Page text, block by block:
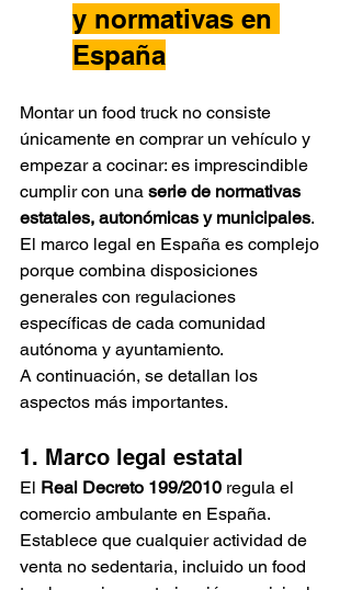
y normativas en
España
Montar un food truck no consiste
únicamente en comprar un vehículo y
empezar a cocinar: es imprescindible
cumplir con una serie de normativas
estatales, autonómicas y municipales.
El marco legal en España es complejo
porque combina disposiciones
generales con regulaciones
específicas de cada comunidad
autónoma y ayuntamiento.
A continuación, se detallan los
aspectos más importantes.
1. Marco legal estatal
El Real Decreto 199/2010 regula el
comercio ambulante en España.
Establece que cualquier actividad de
venta no sedentaria, incluido un food